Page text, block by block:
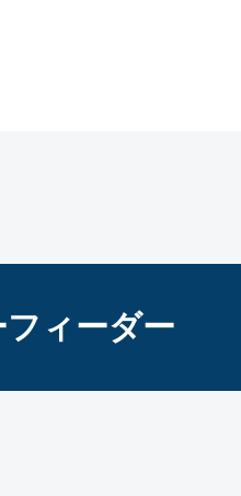
ィーダー